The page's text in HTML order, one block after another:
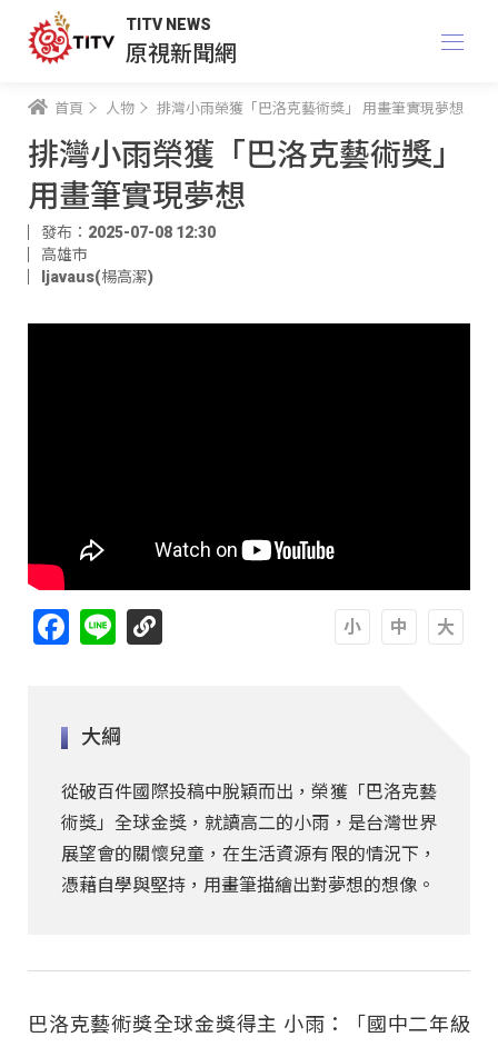
TITV NEWS
原視新聞網
首頁 人物 排灣小雨榮獲「巴洛克藝術獎」 用畫筆實現夢想
排灣小雨榮獲「巴洛克藝術獎」
用畫筆實現夢想
發布：2025-07-08 12:30
高雄市
ljavaus(楊高潔)
Facebook
Line
大綱
從破百件國際投稿中脫穎而出，榮獲「巴洛克藝
術獎」全球金獎，就讀高二的小雨，是台灣世界
展望會的關懷兒童，在生活資源有限的情況下，
憑藉自學與堅持，用畫筆描繪出對夢想的想像。
巴洛克藝術獎全球金獎得主 小雨：「國中二年級